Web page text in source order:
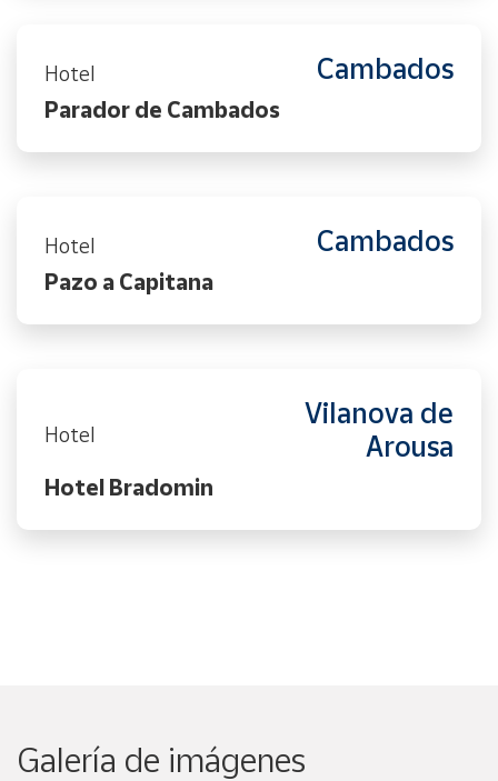
Hotel Cambados
Parador de Cambados
Hotel Cambados
Pazo a Capitana
Hotel
Vilanova de
Arousa
Hotel Bradomin
Galería de imágenes